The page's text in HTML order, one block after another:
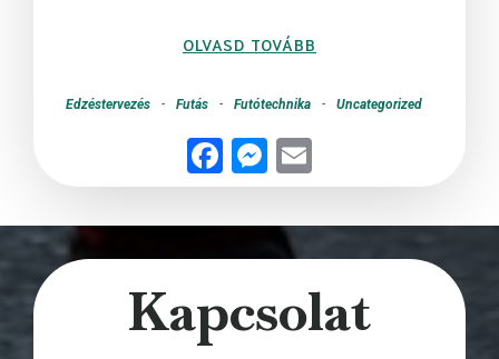
OLVASD TOVÁBB
Edzéstervezés - Futás - Futótechnika - Uncategorized
Fac
ebo
ok
Me
sse
nge
r
il
Kapcsolat